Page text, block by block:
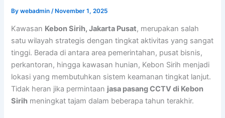
Bywebadmin/November 1, 2025
Kawasan Kebon Sirih, Jakarta Pusat, merupakan salah
satu wilayah strategis dengan tingkat aktivitas yang sangat
tinggi. Berada di antara area pemerintahan, pusat bisnis,
perkantoran, hingga kawasan hunian, Kebon Sirih menjadi
lokasi yang membutuhkan sistem keamanan tingkat lanjut.
Tidak heran jika permintaan jasa pasang CCTV di Kebon
Sirih meningkat tajam dalam beberapa tahun terakhir.